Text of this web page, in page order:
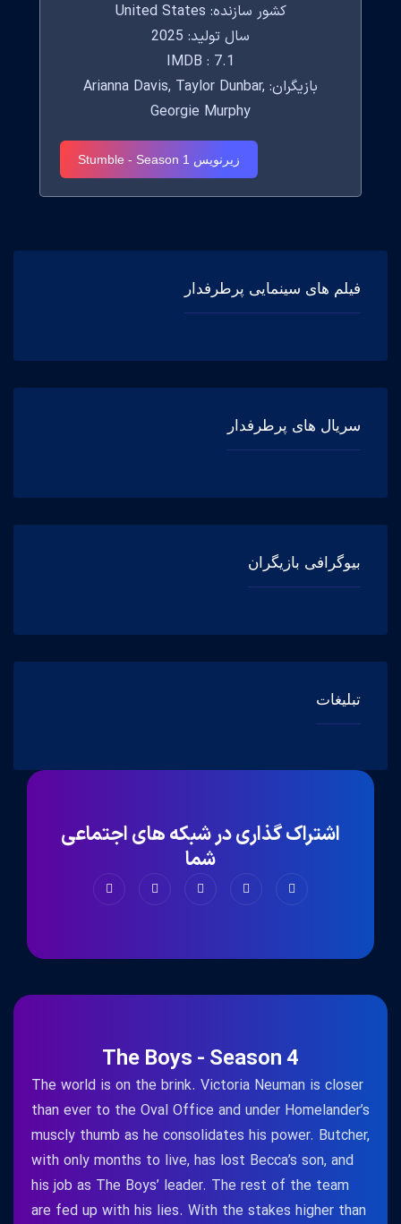
فیلم های سینمایی پرطرفدار
سریال های پرطرفدار
بیوگرافی بازیگران
تبلیغات
کشور سازنده: United States
سال تولید: 2025
IMDB : 7.1
بازیگران: Arianna Davis, Taylor Dunbar,
Georgie Murphy
زیرنویس Stumble - Season 1
اشتراک گذاری در شبکه های اجتماعی
شما
The Boys - Season 4
The world is on the brink. Victoria Neuman is closer
than ever to the Oval Office and under Homelander’s
muscly thumb as he consolidates his power. Butcher,
with only months to live, has lost Becca’s son, and
his job as The Boys’ leader. The rest of the team
are fed up with his lies. With the stakes higher than